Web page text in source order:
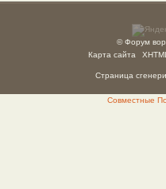
© Форум
Карта сайта
Страница
Совместные